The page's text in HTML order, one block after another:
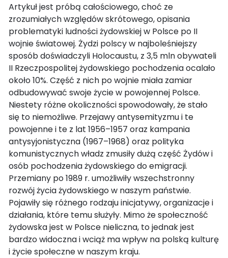
Artykuł jest próbą całościowego, choć ze
zrozumiałych względów skrótowego, opisania
problematyki ludności żydowskiej w Polsce po II
wojnie światowej. Żydzi polscy w najboleśniejszy
sposób doświadczyli Holocaustu, z 3,5 mln obywateli
II Rzeczpospolitej żydowskiego pochodzenia ocalało
około 10%. Część z nich po wojnie miała zamiar
odbudowywać swoje życie w powojennej Polsce.
Niestety różne okoliczności spowodowały, że stało
się to niemożliwe. Przejawy antysemityzmu i te
powojenne i te z lat 1956–1957 oraz kampania
antysyjonistyczna (1967–1968) oraz polityka
komunistycznych władz zmusiły dużą część Żydów i
osób pochodzenia żydowskiego do emigracji.
Przemiany po 1989 r. umożliwiły wszechstronny
rozwój życia żydowskiego w naszym państwie.
Pojawiły się różnego rodzaju inicjatywy, organizacje i
działania, które temu służyły. Mimo że społeczność
żydowska jest w Polsce nieliczna, to jednak jest
bardzo widoczna i wciąż ma wpływ na polską kulturę
i życie społeczne w naszym kraju.